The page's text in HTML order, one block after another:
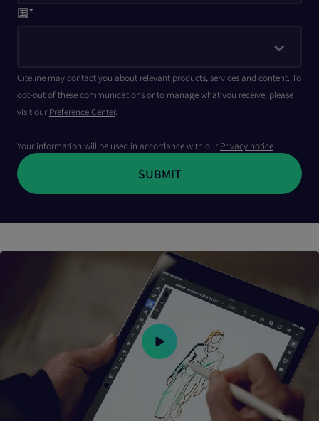
国*
Citeline may contact you about relevant products, services and content. To
opt-out of these communications or to manage what you receive, please
visit our Preference Center.
Your information will be used in accordance with our Privacy notice